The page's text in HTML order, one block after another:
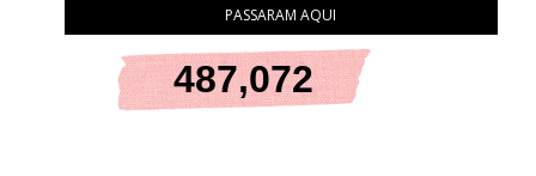
PASSARAM AQUI
487,072